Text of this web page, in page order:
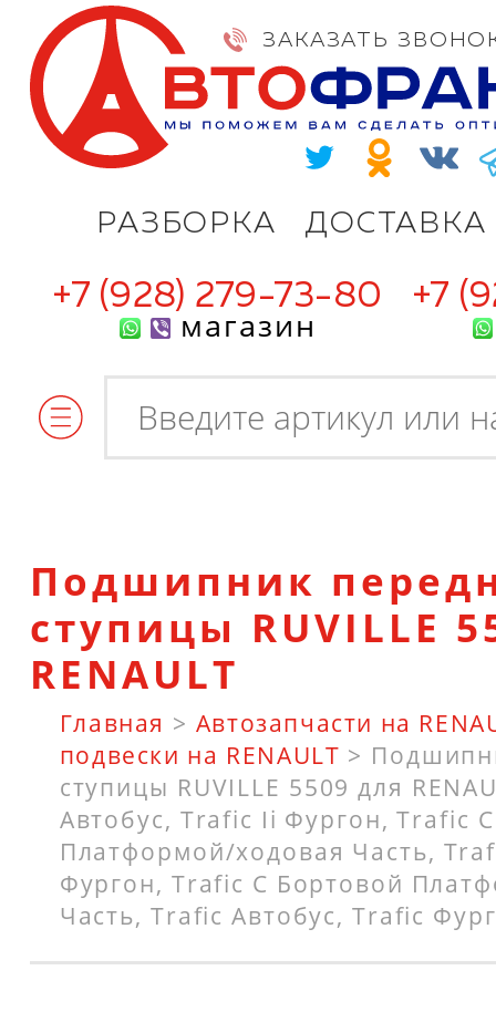
РАЗБОРКА ДОСТАВКА
ЗАКАЗАТЬ
+7 (928) 279-73-80
магазин
+7
Подшипник
ступицы RUVILLE
RENAULT
Главная > Автозапчасти на
подвески на RENAULT >
ступицы RUVILLE 5509 для
Автобус, Trafic Ii Фургон, Trafic
Платформой/ходовая Часть,
Фургон, Trafic C Бортовой
Часть, Trafic Автобус, Trafic